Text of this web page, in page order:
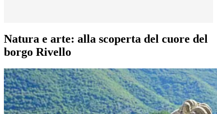
Natura e arte: alla scoperta del cuore del
borgo Rivello